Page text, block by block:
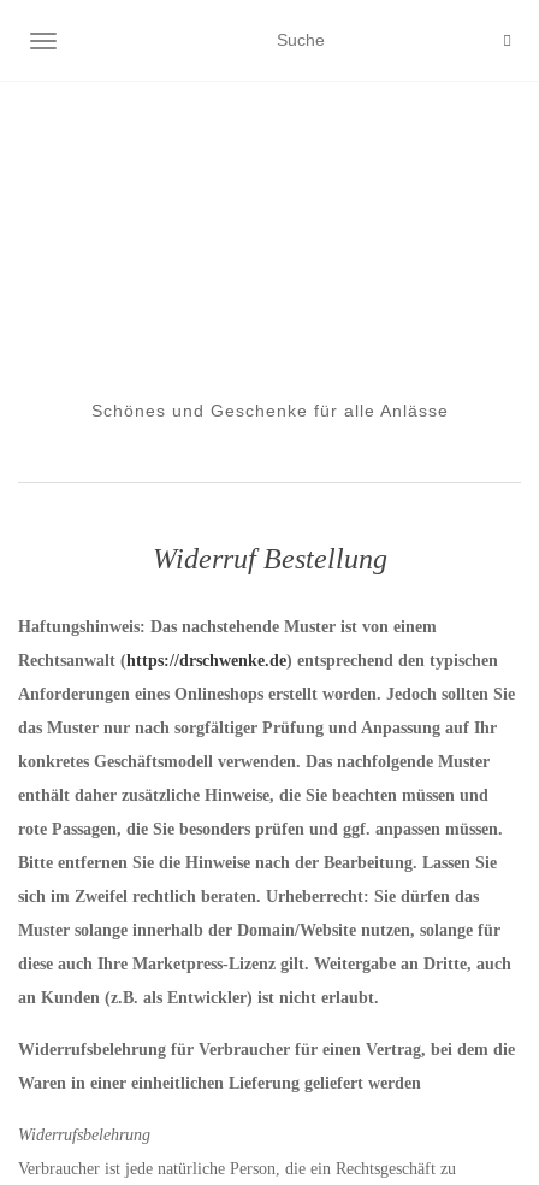
NAVIGATION EIN-/AUSSCHALTEN
Schönes und Geschenke für alle Anlässe
Widerruf Bestellung
Haftungshinweis: Das nachstehende Muster ist von einem
Rechtsanwalt (https://drschwenke.de) entsprechend den typischen
Anforderungen eines Onlineshops erstellt worden. Jedoch sollten Sie
das Muster nur nach sorgfältiger Prüfung und Anpassung auf Ihr
konkretes Geschäftsmodell verwenden. Das nachfolgende Muster
enthält daher zusätzliche Hinweise, die Sie beachten müssen und
rote Passagen, die Sie besonders prüfen und ggf. anpassen müssen.
Bitte entfernen Sie die Hinweise nach der Bearbeitung. Lassen Sie
sich im Zweifel rechtlich beraten. Urheberrecht: Sie dürfen das
Muster solange innerhalb der Domain/Website nutzen, solange für
diese auch Ihre Marketpress-Lizenz gilt. Weitergabe an Dritte, auch
an Kunden (z.B. als Entwickler) ist nicht erlaubt.
Widerrufsbelehrung für Verbraucher für einen Vertrag, bei dem die
Waren in einer einheitlichen Lieferung geliefert werden
Widerrufsbelehrung
Verbraucher ist jede natürliche Person, die ein Rechtsgeschäft zu